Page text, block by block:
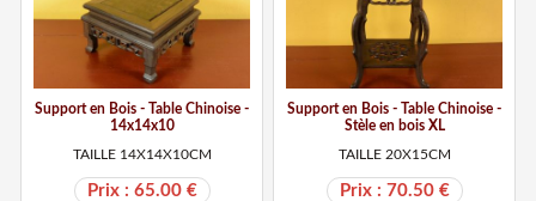
Support en Bois - Table Chinoise -
14x14x10
TAILLE 14X14X10CM
Prix : 65.00 €
Support en Bois - Table Chinoise -
Stèle en bois XL
TAILLE 20X15CM
Prix : 70.50 €